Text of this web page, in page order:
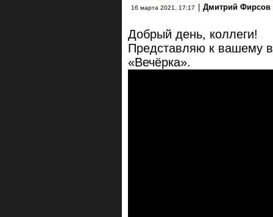
16 марта 2021, 17:17 Дмитрий Фирсов
Добрый день, коллеги!
Представляю к вашему
«Вечёрка».